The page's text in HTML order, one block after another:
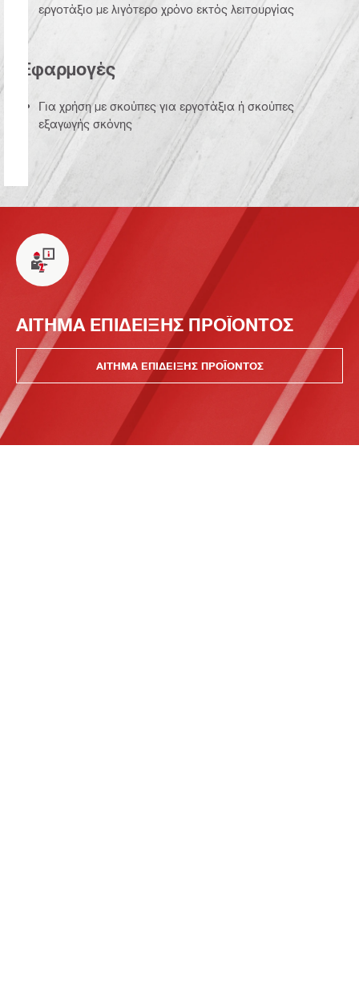
εργοτάξιο με λιγότερο χρόνο εκτός λειτουργίας
Εφαρμογές
Για χρήση με σκούπες για εργοτάξια ή σκούπες
εξαγωγής σκόνης
ΑΙΤΗΜΑ ΕΠΙΔΕΙΞΗΣ ΠΡΟΪΟΝΤΟΣ
ΑΙΤΗΜΑ ΕΠΙΔΕΙΞΗΣ ΠΡΟΪΟΝΤΟΣ